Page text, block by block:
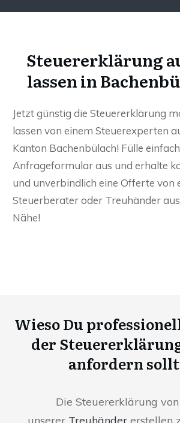
Steuererklärung
lassen in
Jetzt günstig die Steuererklärung
lassen von einem Steuerexperten
Kanton Bachenbülach! Fülle
Anfrageformular aus und erhalte
und unverbindlich eine Offerte von
Steuerberater oder Treuhänder
Nähe!
Wieso Du
der
anfordern
Die Steuererklärung
unserer Treuhänder erstellen